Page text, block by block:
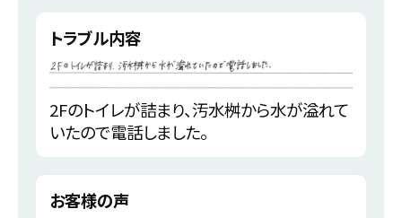
トラブル内容
2Fのトイレが詰まり、汚水桝から水が溢れて
いたので電話しました。
お客様の声